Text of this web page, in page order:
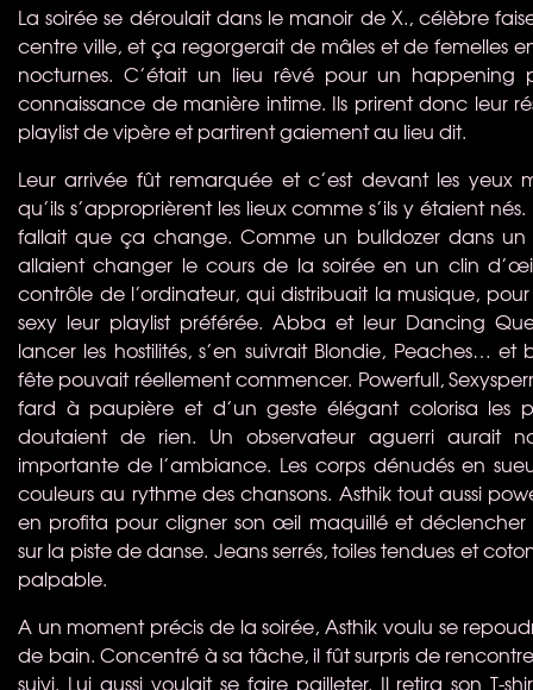
La soirée se déroulait dans le manoir de X., célèbre
centre ville, et ça regorgerait de mâles et de femelles
nocturnes. C’était un lieu rêvé pour un happening
connaissance de manière intime. Ils prirent donc leur
playlist de vipère et partirent gaiement au lieu dit.
Leur arrivée fût remarquée et c’est devant les yeux
qu’ils s’approprièrent les lieux comme s’ils y étaient
fallait que ça change. Comme un bulldozer dans
allaient changer le cours de la soirée en un clin
contrôle de l’ordinateur, qui distribuait la musique,
sexy leur playlist préférée. Abba et leur Dancing
lancer les hostilités, s’en suivrait Blondie, Peaches… et
fête pouvait réellement commencer. Powerfull,
fard à paupière et d’un geste élégant colorisa les
doutaient de rien. Un observateur aguerri aurait
importante de l’ambiance. Les corps dénudés en
couleurs au rythme des chansons. Asthik tout aussi
en profita pour cligner son œil maquillé et déclencher
sur la piste de danse. Jeans serrés, toiles tendues et
palpable.
A un moment précis de la soirée, Asthik voulu se
de bain. Concentré à sa tâche, il fût surpris de
suivi. Lui aussi voulait se faire pailleter. Il retira son T-